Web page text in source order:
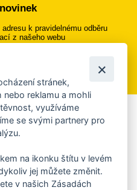
k pravidelnému odběru
z našeho webu
k odběru
rozhlas
či mailu upozornění na
a sportovní akce?
o aplikaci
stránek,
reklamu a mohli
využíváme
se svými partnery pro
na ikonku štítu v levém
jej můžete změnit.
v našich Zásadách